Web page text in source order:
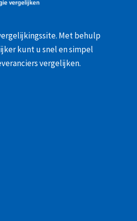
Met behulp
kunt u snel en simpel
vergelijken.